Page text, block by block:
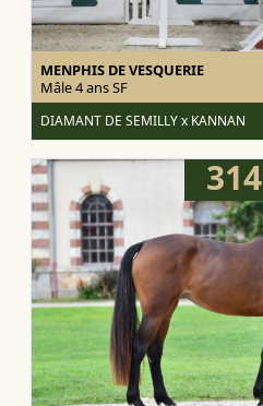
MENPHIS DE VESQUERIE
Mâle 4 ansSF
DIAMANT DE SEMILLY x KANNAN
314